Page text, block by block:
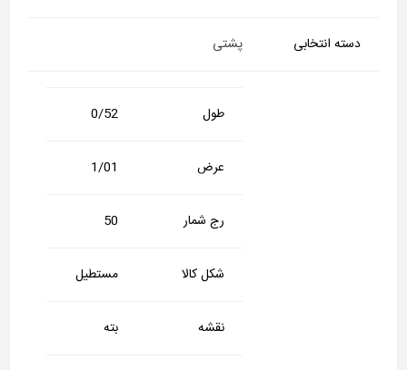
دسته انتخابی پشتی
طول 0/52
عرض 1/01
رج شمار 50
شکل کالا مستطیل
نقشه بته